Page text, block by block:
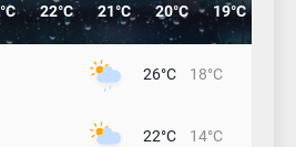
22°C 21°C 20°C 19°C
26°C 18°C
22°C 14°C